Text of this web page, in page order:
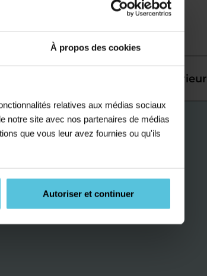
À propos des cookies
relatives aux médias sociaux
notre site avec nos partenaires de médias
que vous leur avez fournies ou qu'ils
Autoriser et continuer
Supérieur